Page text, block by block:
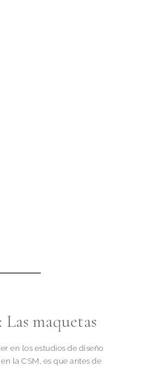
Las maquetas
en los estudios de diseño
la CSM, es que antes de